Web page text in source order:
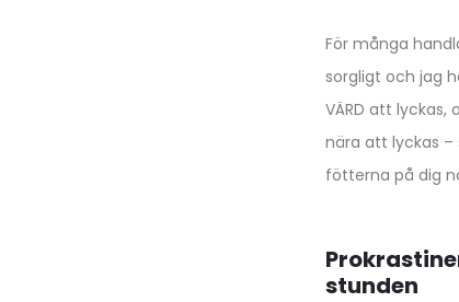
För många
sorgligt och jag
VÄRD att lyckas,
nära att lyckas
fötterna på dig
stunden